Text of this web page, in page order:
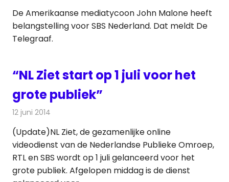
De Amerikaanse mediatycoon John Malone heeft
belangstelling voor SBS Nederland. Dat meldt De
Telegraaf.
“NL Ziet start op 1 juli voor het
grote publiek”
12 juni 2014
(Update)NL Ziet, de gezamenlijke online
videodienst van de Nederlandse Publieke Omroep,
RTL en SBS wordt op 1 juli gelanceerd voor het
grote publiek. Afgelopen middag is de dienst